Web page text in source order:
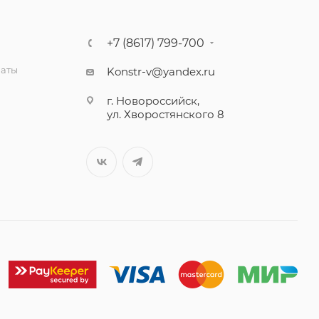
+7 (8617) 799-700
Konstr-v@yandex.ru
г. Новороссийск,
ул. Хворостянского 8